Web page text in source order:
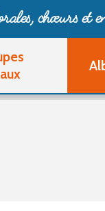
chœurset